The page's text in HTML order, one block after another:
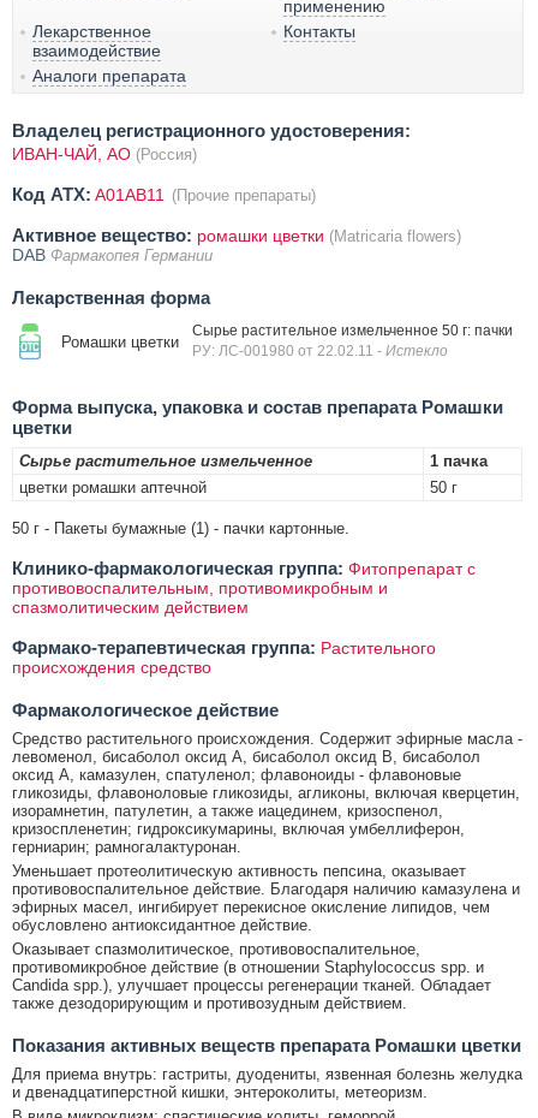
применению
Лекарственное
взаимодействие
Контакты
Аналоги препарата
Владелец регистрационного удостоверения:
ИВАН-ЧАЙ, АО (Россия)
Код ATX: A01AB11 (Прочие препараты)
Активное вещество: ромашки цветки (Matricaria flowers)
DAB Фармакопея Германии
Лекарственная форма
Ромашки цветки
Сырье растительное измельченное 50 г: пачки
РУ: ЛС-001980 от 22.02.11 - Истекло
Форма выпуска, упаковка и состав препарата Ромашки
цветки
Сырье растительное измельченное
1 пачка
цветки ромашки аптечной
50 г
50 г - Пакеты бумажные (1) - пачки картонные.
Клинико-фармакологическая группа: Фитопрепарат с
противовоспалительным, противомикробным и
спазмолитическим действием
Фармако-терапевтическая группа: Растительного
происхождения средство
Фармакологическое действие
Средство растительного происхождения. Содержит эфирные масла -
левоменол, бисаболол оксид А, бисаболол оксид В, бисаболол
оксид А, камазулен, спатуленол; флавоноиды - флавоновые
гликозиды, флавоноловые гликозиды, агликоны, включая кверцетин,
изорамнетин, патулетин, а также иацединем, кризоспенол,
кризоспленетин; гидроксикумарины, включая умбеллиферон,
герниарин; рамногалактуронан.
Уменьшает протеолитическую активность пепсина, оказывает
противовоспалительное действие. Благодаря наличию камазулена и
эфирных масел, ингибирует перекисное окисление липидов, чем
обусловлено антиоксидантное действие.
Оказывает спазмолитическое, противовоспалительное,
противомикробное действие (в отношении Staphylococcus spp. и
Candida spp.), улучшает процессы регенерации тканей. Обладает
также дезодорирующим и противозудным действием.
Показания активных веществ препарата Ромашки цветки
Для приема внутрь: гастриты, дуодениты, язвенная болезнь желудка
и двенадцатиперстной кишки, энтероколиты, метеоризм.